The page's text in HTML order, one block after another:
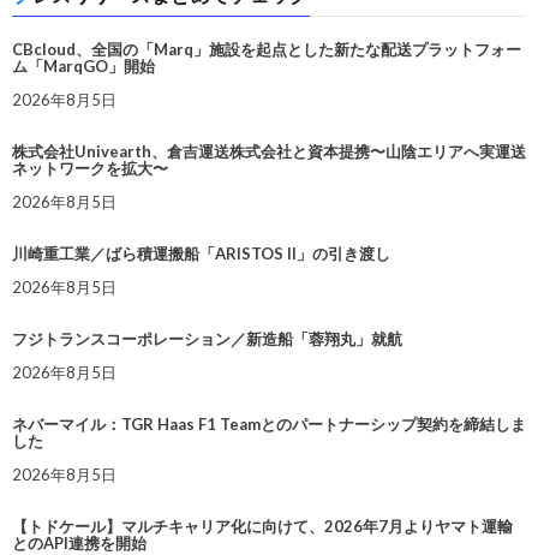
CBcloud、全国の「Marq」施設を起点とした新たな配送プラットフォー
ム「MarqGO」開始
2026年8月5日
株式会社Univearth、倉吉運送株式会社と資本提携〜山陰エリアへ実運送
ネットワークを拡大〜
2026年8月5日
川崎重工業／ばら積運搬船「ARISTOS II」の引き渡し
2026年8月5日
フジトランスコーポレーション／新造船「蓉翔丸」就航
2026年8月5日
ネバーマイル：TGR Haas F1 Teamとのパートナーシップ契約を締結しま
した
2026年8月5日
【トドケール】マルチキャリア化に向けて、2026年7月よりヤマト運輸
とのAPI連携を開始